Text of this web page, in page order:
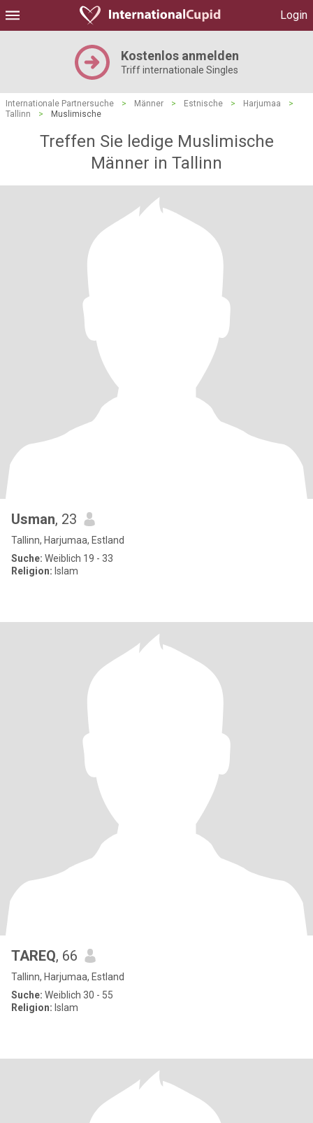
Login
Kostenlos anmelden
Triff internationale Singles
Internationale Partnersuche > Männer > Estnische > Harjumaa
>
Tallinn
> Muslimische
Treffen Sie ledige Muslimische
Männer in Tallinn
Usman, 23
Tallinn, Harjumaa, Estland
Suche: Weiblich 19 - 33
Religion: Islam
TAREQ, 66
Tallinn, Harjumaa, Estland
Suche: Weiblich 30 - 55
Religion: Islam